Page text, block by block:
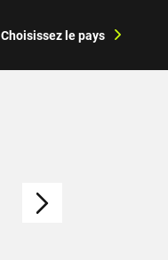
Choisissez le pays